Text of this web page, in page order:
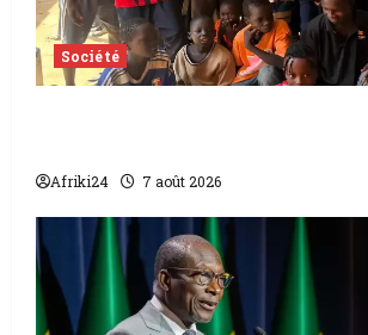
Société
Afriki24 7 août 2026